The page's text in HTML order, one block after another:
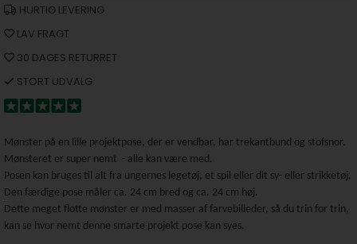
HURTIG LEVERING
LAV FRAGT
30 DAGES RETURRET
STORT UDVALG
Mønster på en lille projektpose, der er vendbar, har trekantbund og stofsnor.
Mønsteret er super nemt - alle kan være med.
Posen kan bruges til alt fra ungernes legetøj, et spil eller dit sy- eller strikketøj.
Den færdige pose måler ca. 24 cm bred og ca. 24 cm høj.
Dette meget flotte mønster er med masser af farvebilleder, så du trin for trin,
kan se hvor nemt denne smarte projekt pose kan syes.